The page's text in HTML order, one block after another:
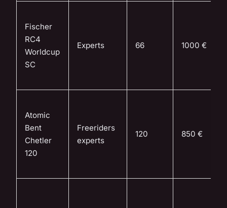
Fischer
RC4
Worldcup
SC
Experts 66 1000 €
Atomic
Bent
Chetler
120
Freeriders
experts
120 850 €